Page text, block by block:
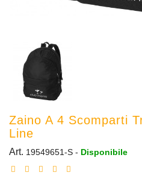
Zaino A 4 Scomparti
Line
Art. 19549651-S - Disponibile